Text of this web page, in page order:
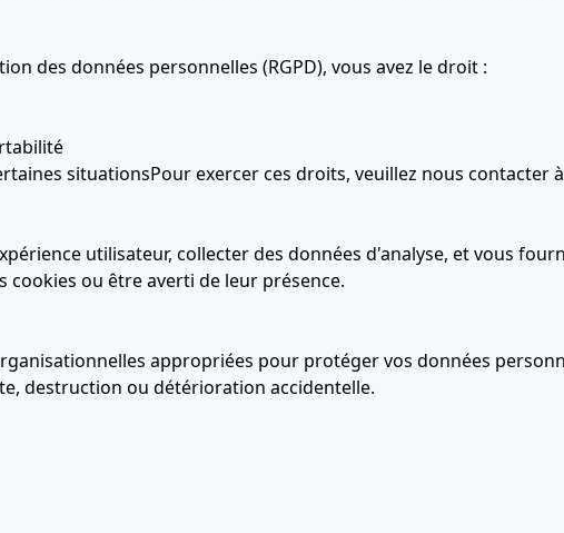
des données personnelles (RGPD), vous avez le droit :
situationsPour exercer ces droits, veuillez nous contacter
utilisateur, collecter des données d'analyse, et vous
ou être averti de leur présence.
appropriées pour protéger vos données
destruction ou détérioration accidentelle.